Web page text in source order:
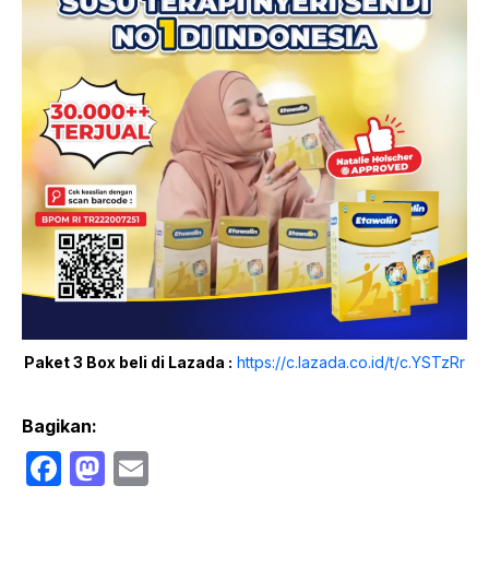
Paket 3 Box beli di Lazada : https://c.lazada.co.id/t/c.YSTzRr
Bagikan:
F
M